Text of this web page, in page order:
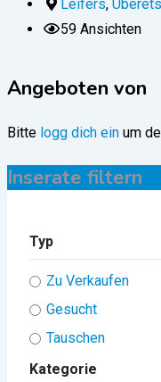
Leifers,
59 Ansichten
Angeboten von
Bitte logg dich ein um
Inserate filtern
Typ
Zu Verkaufen
Gesucht
Tauschen
Kategorie